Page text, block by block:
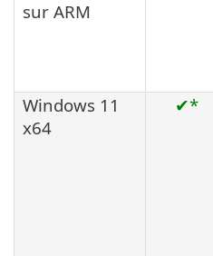
sur ARM
Windows 11
x64
✔*